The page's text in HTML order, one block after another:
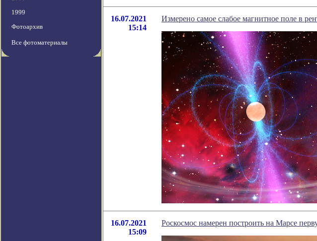
1999
Фотоархив
Все фотоматериалы
16.07.2021
15:14
Измерено самое слабое магнитное поле в
16.07.2021
15:09
Роскосмос намерен построить на Марсе